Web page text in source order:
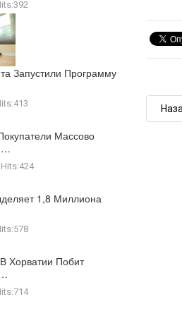
Запустили Программу
Массово
1,8 Миллиона
Хорватии Побит